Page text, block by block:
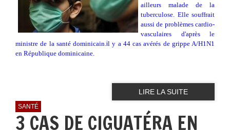
ailleurs malade de la
tuberculose. Elle souffrait
aussi de problèmes cardio-
vasculaires d'après le
ministre de la santé dominicain.il y a 44 cas avérés de grippe A/H1N1
en République dominicaine.
LIRE LA SUITE
SANTÉ
3 CAS DE CIGUATÉRA EN